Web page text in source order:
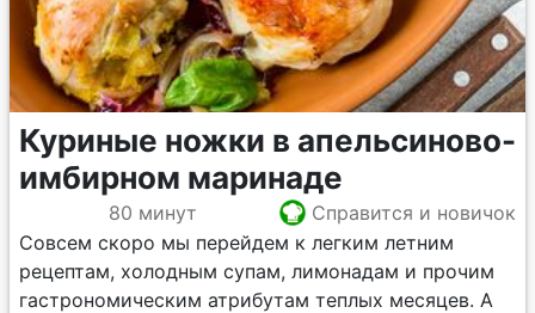
Куриные ножки в апельсиново-
имбирном маринаде
80 минут
Справится и новичок
Совсем скоро мы перейдем к легким летним
рецептам, холодным супам, лимонадам и прочим
гастрономическим атрибутам теплых месяцев. А